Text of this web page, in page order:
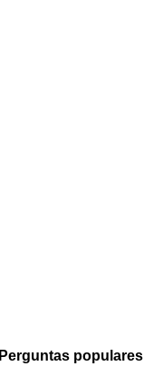
Perguntas populares